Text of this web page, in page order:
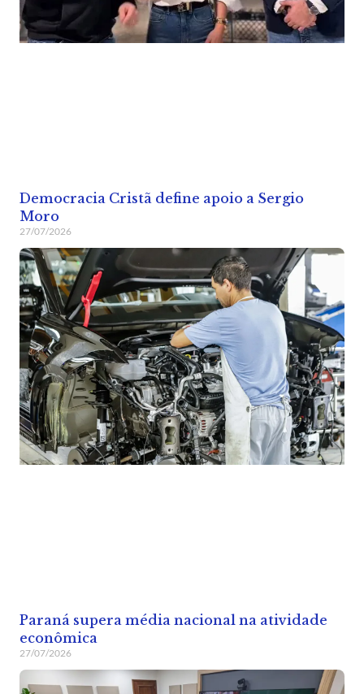
Democracia Cristã define apoio a Sergio
Moro
27/07/2026
Paraná supera média nacional na atividade
econômica
27/07/2026